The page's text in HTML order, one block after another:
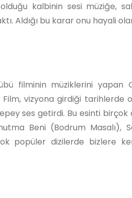
kalbinin sesi müziğe,
Aldığı bu karar onu hayali
filminin müziklerini
vizyona girdiği tarihlerde
ses getirdi. Bu esinti birçok
Beni (Bodrum Masalı),
popüler dizilerde bizlere